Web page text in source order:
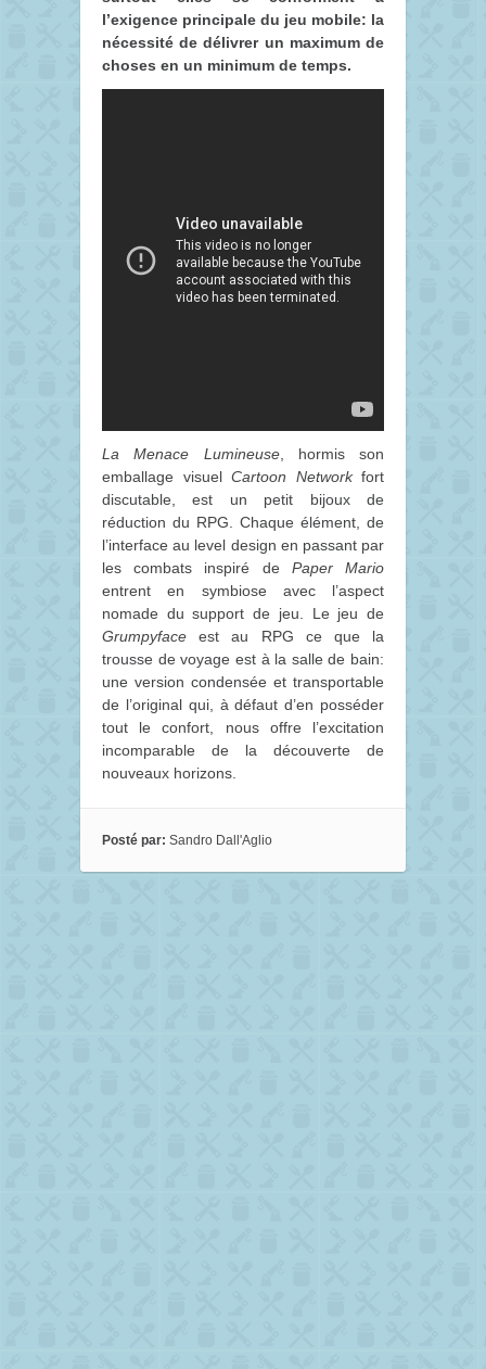
l’exigence principale du jeu mobile: la
nécessité de délivrer un maximum de
choses en un minimum de temps.
La Menace Lumineuse, hormis son
emballage visuel Cartoon Networkfort
discutable, est un petit bijoux de
réduction du RPG. Chaque élément, de
l’interface au level design en passant par
les combats inspiré de Paper Mario
entrent en symbiose avec l’aspect
nomade du support de jeu. Le jeu de
Grumpyface est au RPG ce que la
trousse de voyage est à la salle de bain:
une version condensée et transportable
de l’original qui, à défaut d’en posséder
tout le confort, nous offre l’excitation
incomparable de la découverte de
nouveaux horizons.
Posté par: Sandro Dall'Aglio